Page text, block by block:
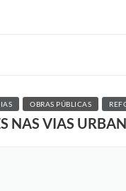
OBRAS PÚBLICAS
NAS VIAS